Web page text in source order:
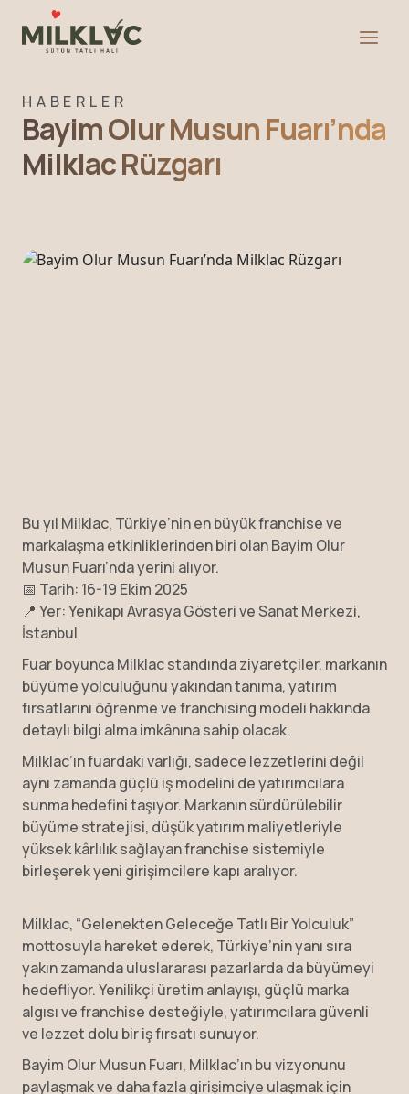
HABERLER
Bayim Olur Musun Fuarı’nda
Milklac Rüzgarı
Bu yıl Milklac, Türkiye’nin en büyük franchise ve
markalaşma etkinliklerinden biri olan Bayim Olur
Musun Fuarı’nda yerini alıyor.
📅 Tarih: 16-19 Ekim 2025
📍 Yer: Yenikapı Avrasya Gösteri ve Sanat Merkezi,
İstanbul
Fuar boyunca Milklac standında ziyaretçiler, markanın
büyüme yolculuğunu yakından tanıma, yatırım
fırsatlarını öğrenme ve franchising modeli hakkında
detaylı bilgi alma imkânına sahip olacak.
Milklac’ın fuardaki varlığı, sadece lezzetlerini değil
aynı zamanda güçlü iş modelini de yatırımcılara
sunma hedefini taşıyor. Markanın sürdürülebilir
büyüme stratejisi, düşük yatırım maliyetleriyle
yüksek kârlılık sağlayan franchise sistemiyle
birleşerek yeni girişimcilere kapı aralıyor.
Milklac, “Gelenekten Geleceğe Tatlı Bir Yolculuk”
mottosuyla hareket ederek, Türkiye’nin yanı sıra
yakın zamanda uluslararası pazarlarda da büyümeyi
hedefliyor. Yenilikçi üretim anlayışı, güçlü marka
algısı ve franchise desteğiyle, yatırımcılara güvenli
ve lezzet dolu bir iş fırsatı sunuyor.
Bayim Olur Musun Fuarı, Milklac’ın bu vizyonunu
paylaşmak ve daha fazla girişimciye ulaşmak için